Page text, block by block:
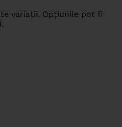
variații. Opțiunile pot fi